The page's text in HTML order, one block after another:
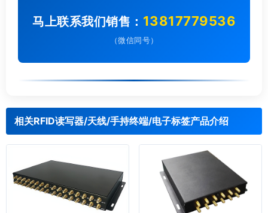
马上联系我们销售： 13817779536
（微信同号）
相关RFID读写器/天线/手持终端/电子标签产品介绍